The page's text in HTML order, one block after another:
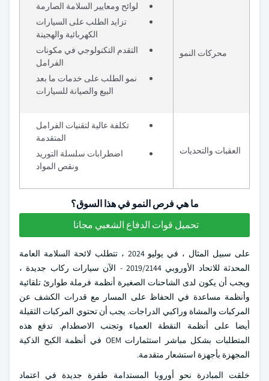
محركات النمو
لوائح ومعايير السلامة الصارمة
تزايد الطلب على السيارات
الكهربائية والهجينة
التقدم التكنولوجي في مكونات
الفرامل
نمو الطلب على خدمات ما بعد
البيع والصيانة للسيارات
العقبات والتحديات
تكلفة عالية لتقنيات الفرامل
المتقدمة
اضطرابات سلسلة التوريد
ونقص المواد
ما هي فرص النمو في هذا السوق؟
تحميل قوات الدفاع الشعبي مجانا
على سبيل المثال ، في يوليو 2024 ، تتطلب لائحة السلامة العامة
المحدثة للاتحاد الأوروبي 2019/2144 - الآن سيارات ركاب جديدة ،
ويجب أن يكون لدى الشاحنات الصغيرة أنظمة فرملة طوارئ تلقائية
وأنظمة مساعدة في الحفاظ على المسار مع قدرات الكشف عن
المركبات والمشاة وراكبي الدراجات. يجب أن تحتوي المركبات الثقيلة
أيضا على أنظمة النقطة العمياء وتجنب الاصطدام. تدفع هذه
المتطلبات بشكل مباشر استثمارات OEM في أنظمة الكبح الذكية
المجهزة بأجهزة استشعار متقدمة.
خلقت المبادرة نحو أوروبا المستدامة طفرة جديدة في اعتماد